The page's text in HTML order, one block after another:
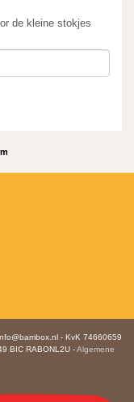
de kleine stokjes
- KvK 74660659
BIC RABONL2U -Algemene